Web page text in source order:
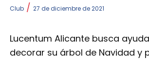
Club / 27 de diciembre de 2021
Lucentum Alicante busca
decorar su árbol de Navidad y